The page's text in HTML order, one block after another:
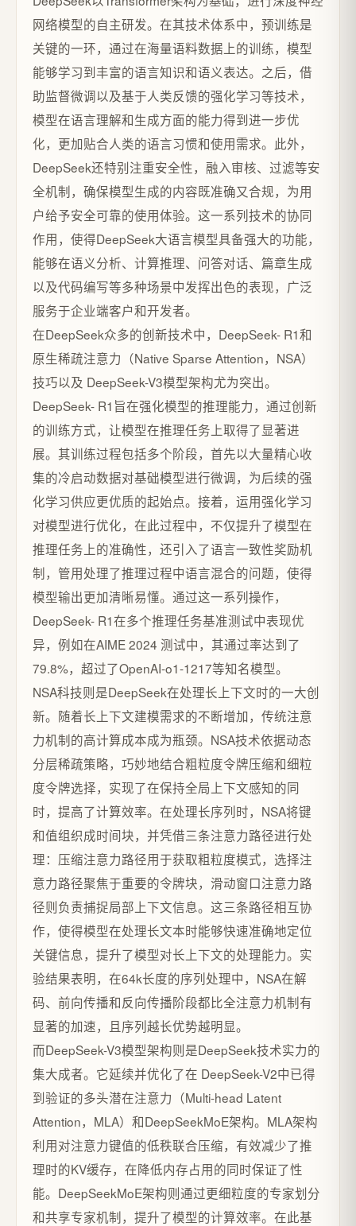
网络模型的自主研发。在其技术体系中，预训练是
关键的一环，通过在海量语料数据上的训练，模型
能够学习到丰富的语言知识和语义表达。之后，借
助监督微调以及基于人类反馈的强化学习等技术，
模型在语言理解和生成方面的能力得到进一步优
化，更加贴合人类的语言习惯和使用需求。此外，
DeepSeek还特别注重安全性，融入审核、过滤等安
全机制，确保模型生成的内容既准确又合规，为用
户给予安全可靠的使用体验。这一系列技术的协同
作用，使得DeepSeek大语言模型具备强大的功能，
能够在语义分析、计算推理、问答对话、篇章生成
以及代码编写等多种场景中发挥出色的表现，广泛
服务于企业端客户和开发者。
在DeepSeek众多的创新技术中，DeepSeek- R1和
原生稀疏注意力（Native Sparse Attention，NSA）
技巧以及 DeepSeek-V3模型架构尤为突出。
DeepSeek- R1旨在强化模型的推理能力，通过创新
的训练方式，让模型在推理任务上取得了显著进
展。其训练过程包括多个阶段，首先以大量精心收
集的冷启动数据对基础模型进行微调，为后续的强
化学习供应更优质的起始点。接着，运用强化学习
对模型进行优化，在此过程中，不仅提升了模型在
推理任务上的准确性，还引入了语言一致性奖励机
制，管用处理了推理过程中语言混合的问题，使得
模型输出更加清晰易懂。通过这一系列操作，
DeepSeek- R1在多个推理任务基准测试中表现优
异，例如在AIME 2024 测试中，其通过率达到了
79.8%，超过了OpenAI-o1-1217等知名模型。
NSA科技则是DeepSeek在处理长上下文时的一大创
新。随着长上下文建模需求的不断增加，传统注意
力机制的高计算成本成为瓶颈。NSA技术依据动态
分层稀疏策略，巧妙地结合粗粒度令牌压缩和细粒
度令牌选择，实现了在保持全局上下文感知的同
时，提高了计算效率。在处理长序列时，NSA将键
和值组织成时间块，并凭借三条注意力路径进行处
理：压缩注意力路径用于获取粗粒度模式，选择注
意力路径聚焦于重要的令牌块，滑动窗口注意力路
径则负责捕捉局部上下文信息。这三条路径相互协
作，使得模型在处理长文本时能够快速准确地定位
关键信息，提升了模型对长上下文的处理能力。实
验结果表明，在64k长度的序列处理中，NSA在解
码、前向传播和反向传播阶段都比全注意力机制有
显著的加速，且序列越长优势越明显。
而DeepSeek-V3模型架构则是DeepSeek技术实力的
集大成者。它延续并优化了在 DeepSeek-V2中已得
到验证的多头潜在注意力（Multi-head Latent
Attention，MLA）和DeepSeekMoE架构。MLA架构
利用对注意力键值的低秩联合压缩，有效减少了推
理时的KV缓存，在降低内存占用的同时保证了性
能。DeepSeekMoE架构则通过更细粒度的专家划分
和共享专家机制，提升了模型的计算效率。在此基